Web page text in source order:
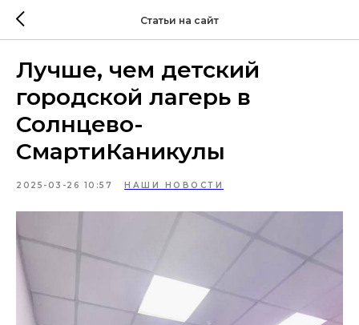
Статьи на сайт
Лучше, чем детский
городской лагерь в
Солнцево-
СмартиКаникулы
2025-03-26 10:57 НАШИ НОВОСТИ